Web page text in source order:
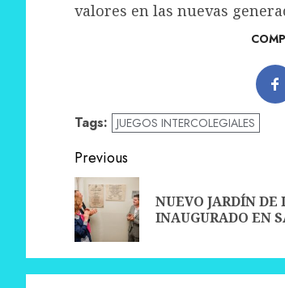
valores en las nuevas
Tags: JUEGOS INTERCOLEGIALES
Post
navigation
Previous
NUEVO JARDÍN DE
INAUGURADO EN